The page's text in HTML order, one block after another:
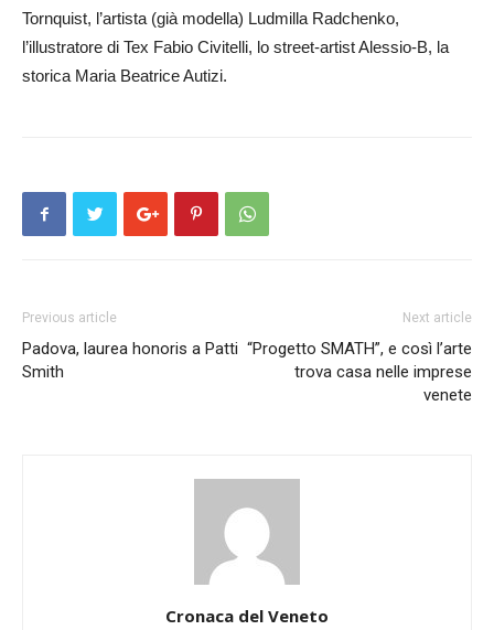
Tornquist, l’artista (già modella) Ludmilla Radchenko,
l’illustratore di Tex Fabio Civitelli, lo street-artist Alessio-B, la
storica Maria Beatrice Autizi.
Previous article
Padova, laurea honoris a Patti
Smith
Next article
“Progetto SMATH”, e così l’arte
trova casa nelle imprese
venete
Cronaca del Veneto